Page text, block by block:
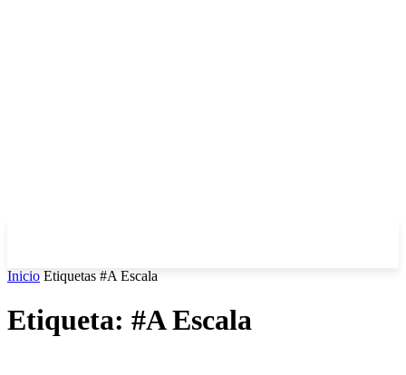
Inicio Etiquetas #A Escala
Etiqueta: #A Escala